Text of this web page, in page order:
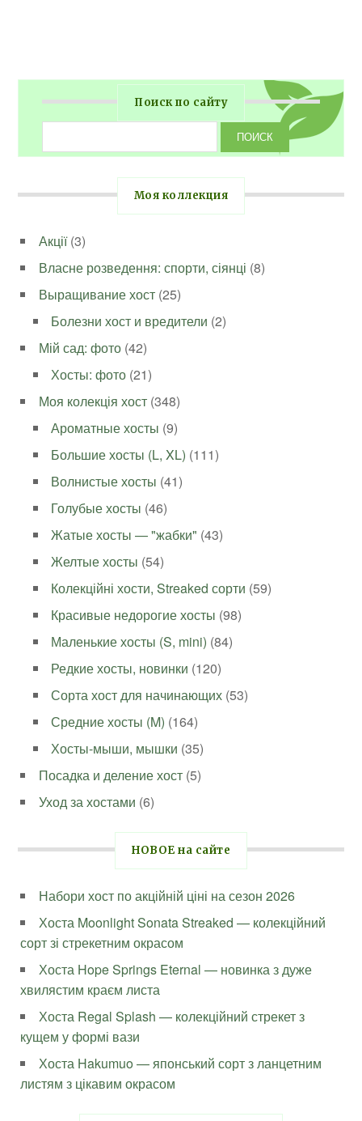
Поиск по сайту
Моя коллекция
Акції(3)
Власне розведення: спорти, сіянці (8)
Выращивание хост (25)
Болезни хост и вредители (2)
Мій сад: фото (42)
Хосты: фото (21)
Моя колекція хост (348)
Ароматные хосты (9)
Большие хосты (L, XL) (111)
Волнистые хосты (41)
Голубые хосты (46)
Жатые хосты — "жабки" (43)
Желтые хосты (54)
Колекційні хости, Streaked сорти (59)
Красивые недорогие хосты (98)
Маленькие хосты (S, mini) (84)
Редкие хосты, новинки (120)
Сорта хост для начинающих (53)
Средние хосты (M) (164)
Хосты-мыши, мышки (35)
Посадка и деление хост (5)
Уход за хостами (6)
НОВОЕ на сайте
Набори хост по акційній ціні на сезон 2026
Хоста Moonlight Sonata Streaked — колекційний
сорт зі стрекетним окрасом
Хоста Hope Springs Eternal — новинка з дуже
хвилястим краєм листа
Хоста Regal Splash — колекційний стрекет з
кущем у формі вази
Хоста Hakumuo — японський сорт з ланцетним
листям з цікавим окрасом